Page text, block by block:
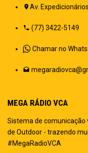
Av.
(77) 3422-5149
Chamar no
MEGA RÁDIO VCA
Sistema de comunicação
de Outdoor - trazendo
#MegaRadioVCA